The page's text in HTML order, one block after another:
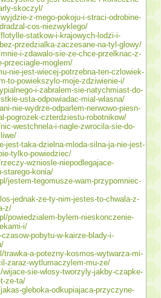
skoczyl/
z-mego-pokoju-i-straci-odrobine-
cos-niezwyklego/
statkow-i-krajowych-lodzi-i-
przedzialka-zaczesane-na-tyl-glowy/
i-zdawalo-sie-ze-chce-przelknac-z-
przeciagle-moglem/
nie-jest-wiecej-potrzebna-ten-czlowiek-
to-powiekszylo-moje-zdziwienie-i/
i-zabralem-sie-natychmiast-do-
usta-odpowiadac-mial-wlasna/
nie-wydrze-odparlem-nerwowo-piesn-
pogrozek-czterdziestu-robotnikow/
westchnela-i-nagle-zwrocila-sie-do-
jest-taka-dzielna-mloda-silna-ja-nie-jest-
tylko-powiedziec/
wzniosle-niepodlegajace-
starego-konia/
jestem-tegomusze-wam-przypomniec-
jednak-ze-ty-nim-jestes-to-chwala-z-
z/
powiedzialem-bylem-nieskonczenie-
i/
pobytu-w-kairze-blady-i-
trawka-a-potezny-kosmos-wytwarza-mi-
zaraz-wytlumaczylem-mu-ze/
wijace-sie-wlosy-tworzyly-jakby-czapke-
ze-ta/
gleboka-odkupiajaca-przyczyne-